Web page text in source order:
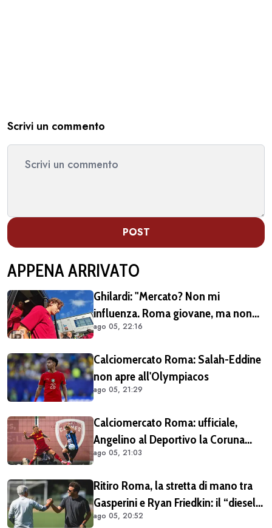
Scrivi un commento
POST
APPENA ARRIVATO
Ghilardi: "Mercato? Non mi
influenza. Roma giovane, ma non
siamo alle prime armi"
ago 05, 22:16
Calciomercato Roma: Salah-Eddine
non apre all'Olympiacos
ago 05, 21:29
Calciomercato Roma: ufficiale,
Angelino al Deportivo la Coruna
(COMUNICATO)
ago 05, 21:03
Ritiro Roma, la stretta di mano tra
Gasperini e Ryan Friedkin: il “diesel”
giallorosso ha iniziato a ingranare
ago 05, 20:52